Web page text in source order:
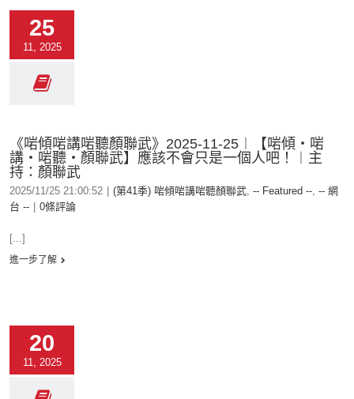
25
11, 2025
《啱傾啱講啱聽顏聯武》2025-11-25︱【啱傾‧啱
講‧啱聽‧顏聯武】應該不會只是一個人吧！︱主
持：顏聯武
2025/11/25 21:00:52 (第41季) 啱傾啱講啱聽顏聯武, -- Featured --, -- 網
台 --
0條評論
[...]
進一步了解
20
11, 2025